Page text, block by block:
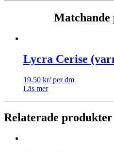
Lycra Cerise
19.50 kr/ per dm
Läs mer
Relaterade produkter